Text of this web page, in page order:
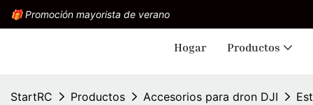
🎁 Promoción mayorista de verano
Hogar Productos
StartRC Productos Accesorios para dron DJI